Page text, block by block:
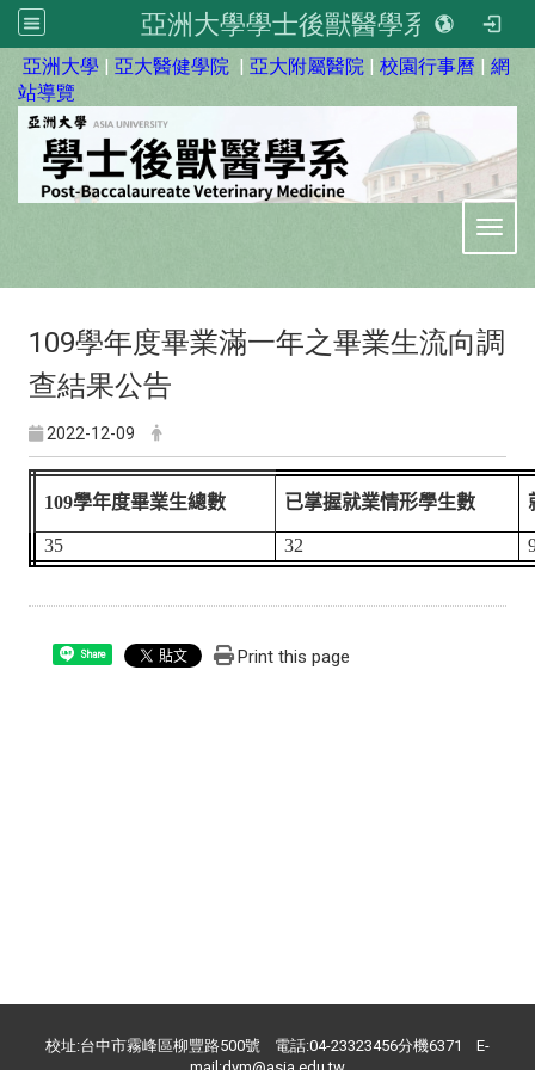
亞洲大學學士後獸醫學系
亞洲大學 | 亞大醫健學院 | 亞大附屬醫院 | 校園行事曆 | 網
站導覽
109學年度畢業滿一年之畢業生流向調
查結果公告
2022-12-09
109學年度畢業生總數 已掌握就業情形學生數
35 32
Share Print this page
校址:台中市霧峰區柳豐路500號 電話:04-23323456分機6371 E-